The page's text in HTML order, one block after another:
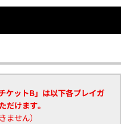
ケットB」は以下各プレイガ
けます。
ません）